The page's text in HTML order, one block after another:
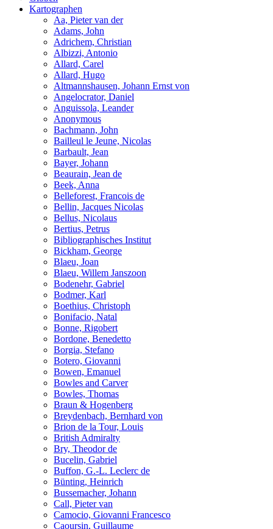
Kartographen
Aa, Pieter van der
Adams, John
Adrichem, Christian
Albizzi, Antonio
Allard, Carel
Allard, Hugo
Altmannshausen, Johann Ernst von
Angelocrator, Daniel
Anguissola, Leander
Anonymous
Bachmann, John
Bailleul le Jeune, Nicolas
Barbault, Jean
Bayer, Johann
Beaurain, Jean de
Beek, Anna
Belleforest, Francois de
Bellin, Jacques Nicolas
Bellus, Nicolaus
Bertius, Petrus
Bibliographisches Institut
Bickham, George
Blaeu, Joan
Blaeu, Willem Janszoon
Bodenehr, Gabriel
Bodmer, Karl
Boethius, Christoph
Bonifacio, Natal
Bonne, Rigobert
Bordone, Benedetto
Borgia, Stefano
Botero, Giovanni
Bowen, Emanuel
Bowles and Carver
Bowles, Thomas
Braun & Hogenberg
Breydenbach, Bernhard von
Brion de la Tour, Louis
British Admiralty
Bry, Theodor de
Bucelin, Gabriel
Buffon, G.-L. Leclerc de
Bünting, Heinrich
Bussemacher, Johann
Call, Pieter van
Camocio, Giovanni Francesco
Caoursin, Guillaume